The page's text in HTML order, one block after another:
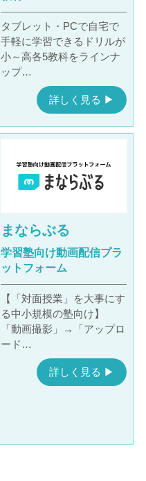
タブレット・PCで自宅で
手軽に学習できるドリルが
小～高各5教科をラインナ
ップ…
詳しく見る ▶︎
まならぶる
学習塾向け動画配信プラ
ットフォーム
【「対面授業」を大事にす
る中小規模の塾向け】
「動画撮影」→「アップロ
ード…
詳しく見る ▶︎